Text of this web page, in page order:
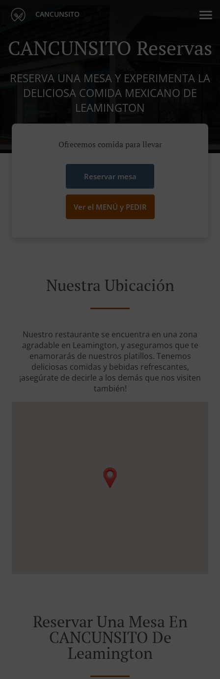
CANCUNSITO
CANCUNSITO Reservas
RESERVA UNA MESA Y EXPERIMENTA LA
DELICIOSA COMIDA MEXICANO DE
LEAMINGTON
Ofrecemos comida para llevar
Reservar mesa
Ver el MENÚ y PEDIR
Nuestra Ubicación
Nuestro restaurante se encuentra en una zona
agradable en Leamington, y aseguramos que te
enamorarás de nuestros platillos. Tenemos
deliciosas comidas y bebidas refrescantes,
¡asegúrate de decirle a los demás que nos visiten
también!
Reservar Una Mesa En
CANCUNSITO De
Leamington